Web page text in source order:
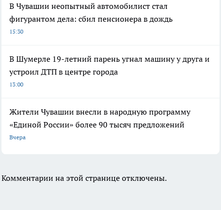
В Чувашии неопытный автомобилист стал
фигурантом дела: сбил пенсионера в дождь
15:30
В Шумерле 19-летний парень угнал машину у друга и
устроил ДТП в центре города
13:00
Жители Чувашии внесли в народную программу
«Единой России» более 90 тысяч предложений
Вчера
Комментарии на этой странице отключены.